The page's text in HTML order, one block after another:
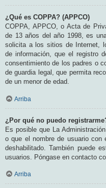
¿Qué es COPPA? (APPCO)
COPPA, APPCO, o Acta de
de 13 años del año 1998, es
solicita a los sitios de Internet,
de información, que el registro
consentimiento de los padres o
de guardia legal, que permita
de un menor de edad.
Arriba
¿Por qué no puedo
Es posible que La
o que el nombre de usuario con
deshabilitado. También puede
usuarios. Póngase en contacto
Arriba